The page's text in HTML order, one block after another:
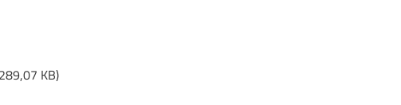
289,07 KB)